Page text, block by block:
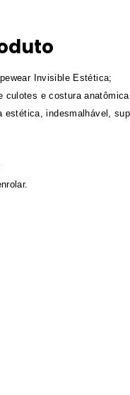
Invisible Estética;
culotes e costura
estética, indesmalhável,